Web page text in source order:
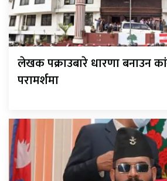
लेखक पक्राउबारे धारणा बनाउन
परामर्शमा